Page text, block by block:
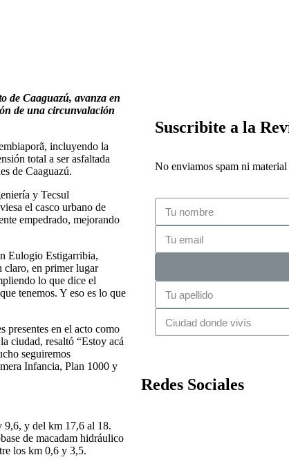
de Caaguazú, avanza en
de una circunvalación
incluyendo la
total a ser asfaltada
de Caaguazú.
y Tecsul
el casco urbano de
empedrado, mejorando
Eulogio Estigarribia,
claro, en primer lugar
lo que dice el
tenemos. Y eso es lo que
presentes en el acto como
ciudad, resaltó “Estoy acá
seguiremos
Infancia, Plan 1000 y
9,6, y del km 17,6 al 18.
de macadam hidráulico
los km 0,6 y 3,5.
Suscribite a la
No enviamos spam ni
Redes Sociales